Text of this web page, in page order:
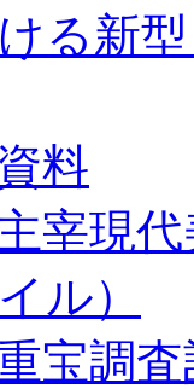
る新
料
宰現
ル）
宝調